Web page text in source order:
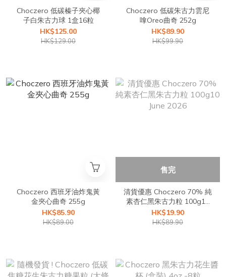
Choczero 低碳榛子夾心椰
子白朱古力球 1盒16粒
HK$125.00
HK$129.00
Choczero 低碳朱古力雲尼
嗱Oreo曲奇 252g
HK$89.90
HK$99.90
Choczero 西班牙油炸鬼黃
金夾心曲奇 255g
HK$85.90
HK$89.00
售完
清貨優惠 Choczero 70% 純
素杏仁黑朱古力粒 100g10
June 2026
HK$19.90
HK$89.90